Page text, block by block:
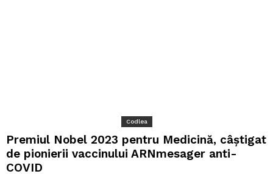
Codlea
Premiul Nobel 2023 pentru Medicină, câștigat
de pionierii vaccinului ARNmesager anti-
COVID